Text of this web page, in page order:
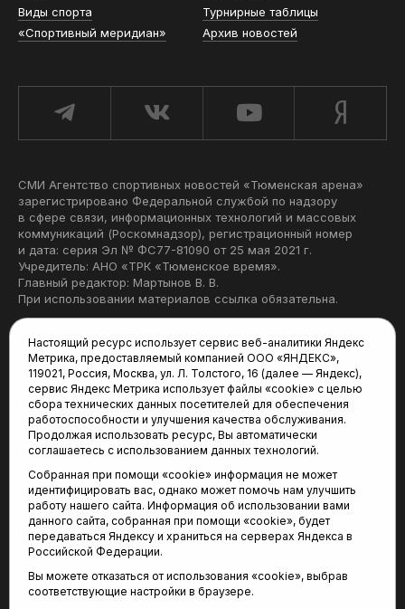
Виды спорта
Турнирные таблицы
«Спортивный меридиан»
Архив новостей
СМИ Агентство спортивных новостей «Тюменская арена»
зарегистрировано Федеральной службой по надзору
в сфере связи, информационных технологий и массовых
коммуникаций (Роскомнадзор), регистрационный номер
и дата: серия Эл № ФС77-81090 от 25 мая 2021 г.
Учредитель: АНО «ТРК «Тюменское время».
Главный редактор: Мартынов В. В.
При использовании материалов ссылка обязательна.
Редакция:
625035, Тюмень, пр. Геологоразведчиков, 28А
(3452) 68-22-28
tum-arena@mail.ru
Отдел продаж:
(3452) 68-89-78
kotovaev@sibinformburo.ru
Настоящий ресурс использует сервис веб-аналитики Яндекс
Метрика, предоставляемый компанией ООО «ЯНДЕКС»,
119021, Россия, Москва, ул. Л. Толстого, 16 (далее — Яндекс),
сервис Яндекс Метрика использует файлы «cookie» с целью
сбора технических данных посетителей для обеспечения
работоспособности и улучшения качества обслуживания.
Продолжая использовать ресурс, Вы автоматически
соглашаетесь с использованием данных технологий.
Собранная при помощи «cookie» информация не может
идентифицировать вас, однако может помочь нам улучшить
работу нашего сайта. Информация об использовании вами
данного сайта, собранная при помощи «cookie», будет
передаваться Яндексу и храниться на серверах Яндекса в
Российской Федерации.
Вы можете отказаться от использования «cookie», выбрав
соответствующие настройки в браузере.